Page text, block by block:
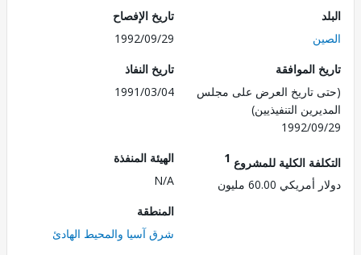
تاريخ الإفصاح
1992/09/29
الموافقة
تاريخ العرض على مجلس
التنفيذيين)
1992/
تاريخ النفاذ
1991/03/04
الكلية للمشروع1
60.00 مليون
الهيئة المنفذة
شرق آسيا والمحيط الهادئ